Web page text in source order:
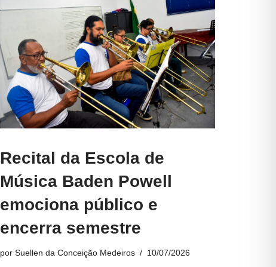
Recital da Escola de
Música Baden Powell
emociona público e
encerra semestre
por Suellen da Conceição Medeiros 10/07/2026